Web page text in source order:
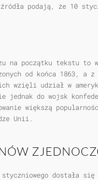
podają, że 10
na początku tekstu
od końca 1863, a z
wzięli udział w
jednak do wojsk
większą
Unii.
dostała się